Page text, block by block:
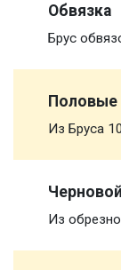
Обвязка
Брус
Половые
Из Бруса
Из